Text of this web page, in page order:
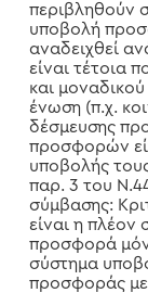
περιβληθούν
υποβολή
αναδειχθεί
είναι τέτοια
και
ένωση (π.χ.
δέσμευσης
προσφορών
υποβολής
παρ. 3 του
σύμβασης:
είναι η
προσφορά
σύστημα
προσφοράς με